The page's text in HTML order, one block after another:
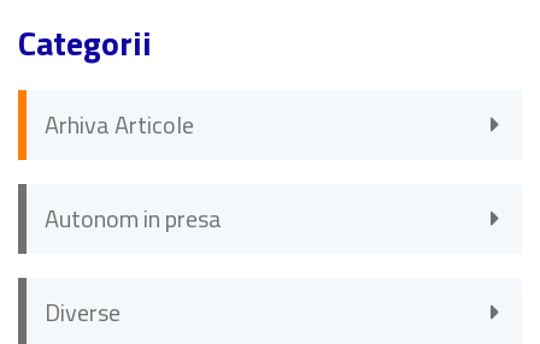
Categorii
Arhiva Articole
Autonom in presa
Diverse